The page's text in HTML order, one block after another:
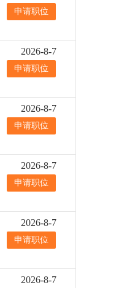
申请职位
2026-8-7
申请职位
2026-8-7
申请职位
2026-8-7
申请职位
2026-8-7
申请职位
2026-8-7